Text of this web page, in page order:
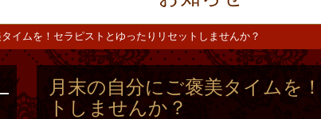
イムを！セラピストとゆったりリセットしませんか？
月末の自分にご褒美タイムを
トしませんか？